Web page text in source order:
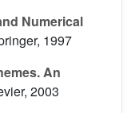
Numerical
1997
An
2003